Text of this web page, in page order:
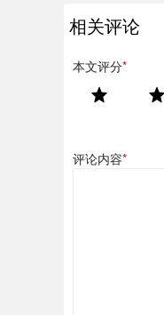
相关评论
本文评分*
评论内容*